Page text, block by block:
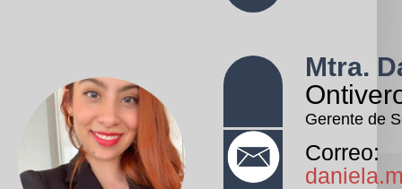
Mtra.
Gerente de
Correo: